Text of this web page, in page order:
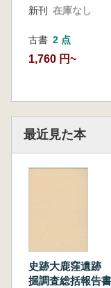
新刊 在庫なし
古書 2 点
1,760 円~
最近見た本
史跡大鹿窪遺跡
掘調査総括報告書